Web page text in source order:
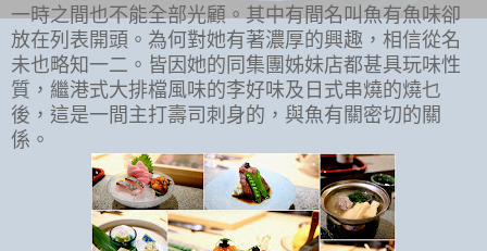
一時之間也不能全部光顧。其中有間名叫魚有魚味卻
放在列表開頭。為何對她有著濃厚的興趣，相信從名
未也略知一二。皆因她的同集團姊妹店都甚具玩味性
質，繼港式大排檔風味的李好味及日式串燒的燒乜
後，這是一間主打壽司刺身的，與魚有關密切的關
係。